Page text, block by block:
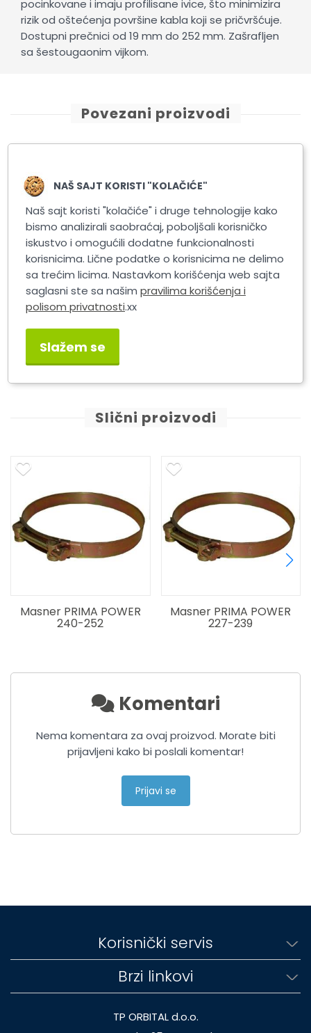
pocinkovane i imaju profilisane ivice, što minimizira
rizik od oštećenja površine kabla koji se pričvršćuje.
Dostupni prečnici od 19 mm do 252 mm. Zašrafljen
sa šestougaonim vijkom.
Povezani proizvodi
Masner PRIMA POWER
Slični proizvodi
Masner PRIMA POWER
240-252
Masner PRIMA POWER
227-239
Komentari
Nema komentara za ovaj proizvod. Morate biti
prijavljeni kako bi poslali komentar!
Prijavi se
Korisnički servis
Brzi linkovi
TP ORBITAL d.o.o.
NAŠ SAJT KORISTI "KOLAČIĆE"
Naš sajt koristi "kolačiće" i druge tehnologije kako
bismo analizirali saobraćaj, poboljšali korisničko
iskustvo i omogućili dodatne funkcionalnosti
korisnicima. Lične podatke o korisnicima ne delimo
sa trećim licima. Nastavkom korišćenja web sajta
saglasni ste sa našimpravilima korišćenja i
polisom privatnosti.xx
Slažem se